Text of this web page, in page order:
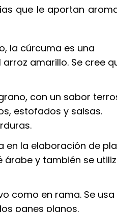
que le aportan
la cúrcuma es una
amarillo. Se cree
con un sabor
estofados y salsas.
en la elaboración de
árabe y también se
como en rama. Se usa
panes planos.